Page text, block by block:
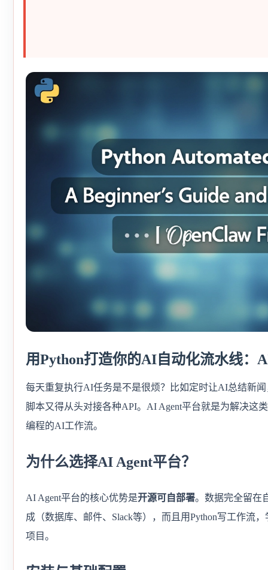
用Python打造你的AI自动化流水线：
每天重复执行AI任务是不是很烦？比如定时让AI总结新
脚本又得从头对接各种API。AI Agent平台就是为解决这
编程的AI工作流。
为什么选择AI Agent平台？
AI Agent平台的核心优势是开源可自部署。数据完全留在
成（数据库、邮件、Slack等），而且用Python写工作流
项目。